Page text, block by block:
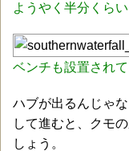
ようやく半分くら
ベンチも設置され
ハブが出るんじゃ
して進むと、クモ
しょう。